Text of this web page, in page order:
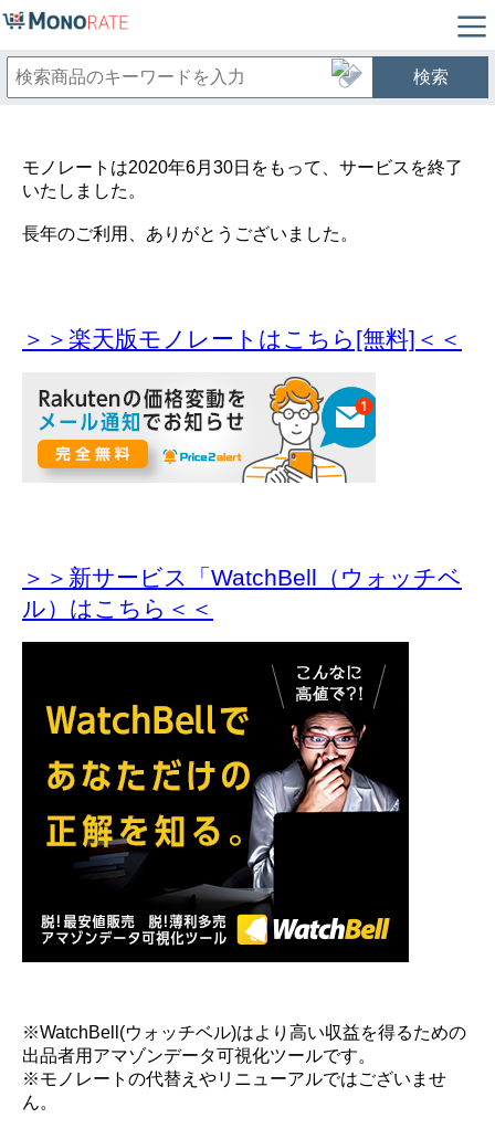
検索
モノレートは2020年6月30日をもって、サービスを終了
いたしました。
長年のご利用、ありがとうございました。
＞＞楽天版モノレートはこちら[無料]＜＜
＞＞新サービス「WatchBell（ウォッチベ
ル）はこちら＜＜
※WatchBell(ウォッチベル)はより高い収益を得るための
出品者用アマゾンデータ可視化ツールです。
※モノレートの代替えやリニューアルではございませ
ん。